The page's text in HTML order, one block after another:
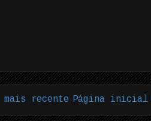
mais recente Página inicial